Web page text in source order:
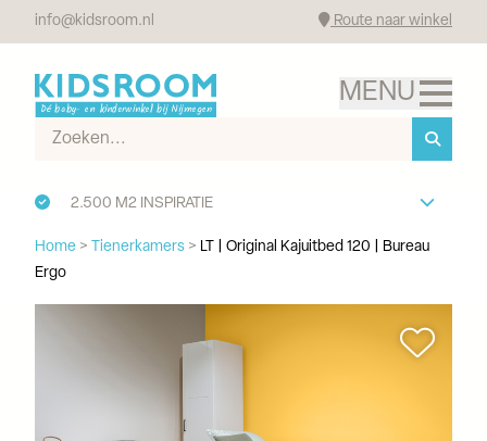
info@kidsroom.nl Route naar winkel
2.500 M2 INSPIRATIE
Home > Tienerkamers > LT | Original Kajuitbed 120 | Bureau
Ergo